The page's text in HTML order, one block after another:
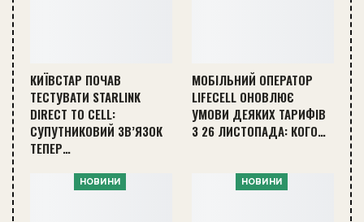
КИЇВСТАР ПОЧАВ
ТЕСТУВАТИ STARLINK
DIRECT TO CELL:
СУПУТНИКОВИЙ ЗВ’ЯЗОК
ТЕПЕР…
МОБІЛЬНИЙ ОПЕРАТОР
LIFECELL ОНОВЛЮЄ
УМОВИ ДЕЯКИХ ТАРИФІВ
З 26 ЛИСТОПАДА: КОГО…
НОВИНИ НОВИНИ